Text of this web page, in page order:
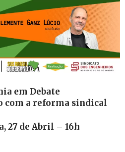
em Debate
com a reforma sindical
27 de Abril – 16h